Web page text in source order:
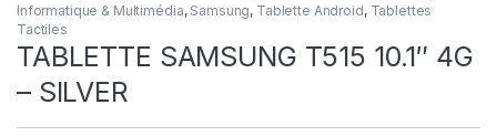
Informatique & Multimédia, Samsung, Tablette Android, Tablettes
Tactiles
TABLETTE SAMSUNG T515 10.1″ 4G
– SILVER